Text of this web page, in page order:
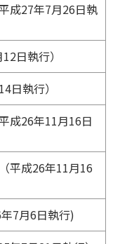
成27年7月26日執
日執行）
日執行）
成26年11月16日
平成26年11月16
7月6日執行)